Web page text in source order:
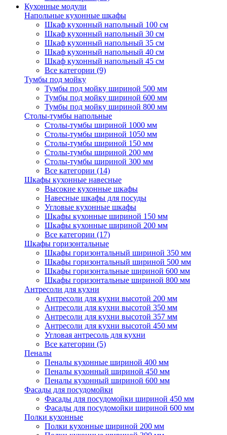
Кухонные модули
Напольные кухонные шкафы
Шкаф кухонный напольный 100 см
Шкаф кухонный напольный 30 см
Шкаф кухонный напольный 35 см
Шкаф кухонный напольный 40 см
Шкаф кухонный напольный 45 см
Все категории (9)
Тумбы под мойку
Тумбы под мойку шириной 500 мм
Тумбы под мойку шириной 600 мм
Тумбы под мойку шириной 800 мм
Столы-тумбы напольные
Столы-тумбы шириной 1000 мм
Столы-тумбы шириной 1050 мм
Столы-тумбы шириной 150 мм
Столы-тумбы шириной 200 мм
Столы-тумбы шириной 300 мм
Все категории (14)
Шкафы кухонные навесные
Высокие кухонные шкафы
Навесные шкафы для посуды
Угловые кухонные шкафы
Шкафы кухонные шириной 150 мм
Шкафы кухонные шириной 200 мм
Все категории (17)
Шкафы горизонтальные
Шкафы горизонтальный шириной 350 мм
Шкафы горизонтальный шириной 500 мм
Шкафы горизонтальные шириной 600 мм
Шкафы горизонтальные шириной 800 мм
Антресоли для кухни
Антресоли для кухни высотой 200 мм
Антресоли для кухни высотой 350 мм
Антресоли для кухни высотой 357 мм
Антресоли для кухни высотой 450 мм
Угловая антресоль для кухни
Все категории (5)
Пеналы
Пеналы кухонные шириной 400 мм
Пеналы кухонный шириной 450 мм
Пеналы кухонный шириной 600 мм
Фасады для посудомойки
Фасады для посудомойки шириной 450 мм
Фасады для посудомойки шириной 600 мм
Полки кухонные
Полки кухонные шириной 200 мм